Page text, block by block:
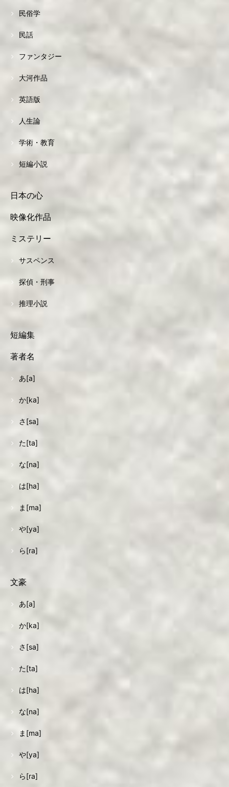
民俗学
民話
ファンタジー
大河作品
英語版
人生論
学術・教育
短編小説
日本の心
映像化作品
ミステリー
サスペンス
探偵・刑事
推理小説
短編集
著者名
あ[a]
か[ka]
さ[sa]
た[ta]
な[na]
は[ha]
ま[ma]
や[ya]
ら[ra]
文豪
あ[a]
か[ka]
さ[sa]
た[ta]
は[ha]
な[na]
ま[ma]
や[ya]
ら[ra]